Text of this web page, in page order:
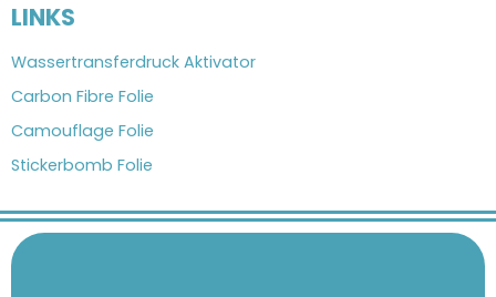
LINKS
Wassertransferdruck Aktivator
Carbon Fibre Folie
Camouflage Folie
Stickerbomb Folie